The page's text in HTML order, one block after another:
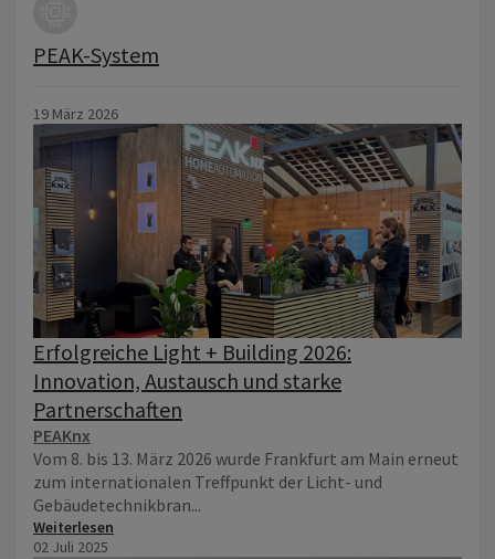
PEAK-System
19 März 2026
Erfolgreiche Light + Building 2026:
Innovation, Austausch und starke
Partnerschaften
PEAKnx
Vom 8. bis 13. März 2026 wurde Frankfurt am Main erneut
zum internationalen Treffpunkt der Licht- und
Gebäudetechnikbran...
Weiterlesen
02 Juli 2025